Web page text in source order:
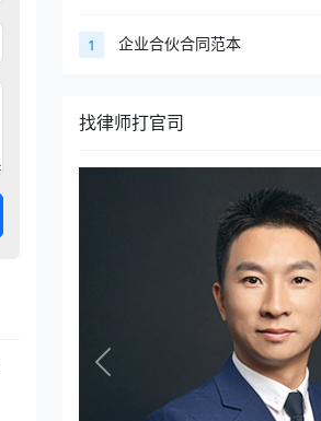
1 企业合伙合同范本
找律师打官司
Previous